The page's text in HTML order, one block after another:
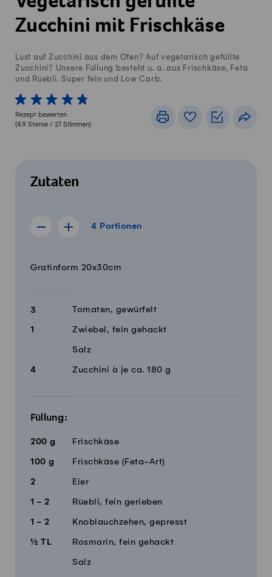
Zucchini mit Frischkäse
Lust auf Zucchini aus dem Ofen? Auf vegetarisch gefüllte
Zucchini? Unsere Füllung besteht u. a. aus Frischkäse, Feta
und Rüebli. Super fein und Low Carb.
1 von 5 Sterne
2 von 5 Sterne
3 von 5 Sterne
4 von 5 Sterne
5 von 5 Sterne
Rezept bewerten
(4.9 Sterne / 27 Stimmen)
DruckenRezeptbuch
Zutaten
4 Portionen
Rezept für 3 Portionen anzeigen
Rezept für 5 Portionen anzeigen
4 Portionen
MengeZutaten
Gratinform 20x30cm
3 Tomaten, gewürfelt
1 Zwiebel, fein gehackt
Salz
4 Zucchini à je ca. 180 g
Füllung:
200 g Frischkäse
100 g Frischkäse (Feta-Art)
2 Eier
1 - 2 Rüebli, fein gerieben
1 - 2 Knoblauchzehen, gepresst
½ TL Rosmarin, fein gehackt
Salz